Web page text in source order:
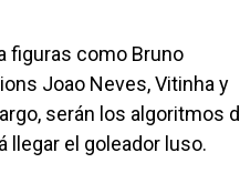
figuras como Bruno
Joao Neves, Vitinha y
serán los algoritmos
llegar el goleador luso.